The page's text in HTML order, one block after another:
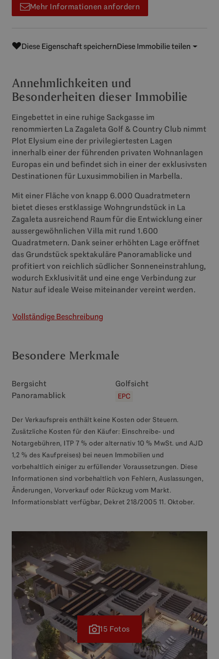
Mehr Informationen anfordern
Diese Eigenschaft speichernDiese Immobilie teilen
Annehmlichkeiten und
Besonderheiten dieser Immobilie
Eingebettet in eine ruhige Sackgasse im
renommierten La Zagaleta Golf & Country Club nimmt
Plot Elysium eine der privilegiertesten Lagen
innerhalb einer der führenden privaten Wohnanlagen
Europas ein und befindet sich in einer der exklusivsten
Destinationen für Luxusimmobilien in Marbella.
Mit einer Fläche von knapp 6.000 Quadratmetern
bietet dieses erstklassige Wohngrundstück in La
Zagaleta ausreichend Raum für die Entwicklung einer
aussergewöhnlichen Villa mit rund 1.600
Quadratmetern. Dank seiner erhöhten Lage eröffnet
das Grundstück spektakuläre Panoramablicke und
profitiert von reichlich südlicher Sonneneinstrahlung,
wodurch Exklusivität und eine enge Verbindung zur
Natur auf ideale Weise miteinander vereint werden.
Vollständige Beschreibung
Besondere Merkmale
Bergsicht
Golfsicht
Panoramablick
EPC
Der Verkaufspreis enthält keine Kosten oder Steuern.
Zusätzliche Kosten für den Käufer: Einschreibe- und
Notargebühren, ITP 7 % oder alternativ 10 % MwSt. und AJD
1,2 % des Kaufpreises) bei neuen Immobilien und
vorbehaltlich einiger zu erfüllender Voraussetzungen. Diese
Informationen sind vorbehaltlich von Fehlern, Auslassungen,
Änderungen, Vorverkauf oder Rückzug vom Markt.
Informationsblatt verfügbar, Dekret 218/2005 11. Oktober.
15 Fotos